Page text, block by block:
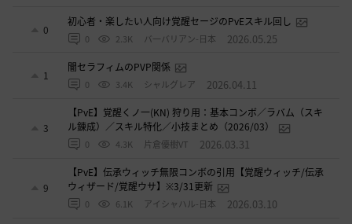
0
初心者・楽したい人向け覚醒セージのPvEスキル回し
0 2.3K バ一バリアン-日本 2026.05.25
1
闇セラフィムのPVP関係
0 3.4K シャルグレア 2026.04.11
3
【PvE】覚醒くノ一(KN) 狩り用：基本コンボ／ラバム（スキ
ル錬成）／スキル特化／小技まとめ（2026/03）
0 4.3K 片倉優樹VT 2026.03.31
9
【PvE】伝承ウィッチ無限コンボの引用【覚醒ウィッチ/伝承
ウィザード/覚醒ウサ】※3/31更新
0 6.1K アイシャハル-日本 2026.03.10